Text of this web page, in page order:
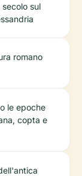
sul
romano
le epoche
copta e